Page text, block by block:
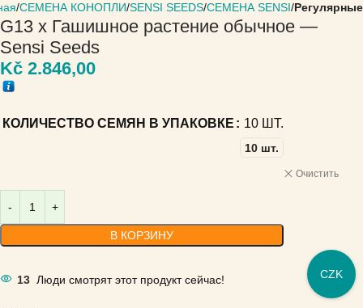
СЕМЕНА КОНОПЛИ SENSI SEEDS СЕМЕНА SENSI Регулярные
G13 x Гашишное растение обычное —
Sensi Seeds
Kč 2.846,00
КОЛИЧЕСТВО СЕМЯН В УПАКОВКЕ 10 ШТ.
10 шт.
Очистить
В КОРЗИНУ
13 Люди смотрят этот продукт сейчас! CZK